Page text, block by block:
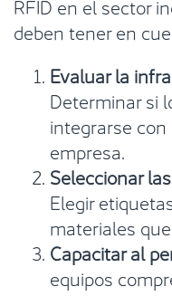
deben tener en
Evaluar la
Determinar si
integrarse
empresa.
Seleccionar
Elegir
materiales
Capacitar al
equipos